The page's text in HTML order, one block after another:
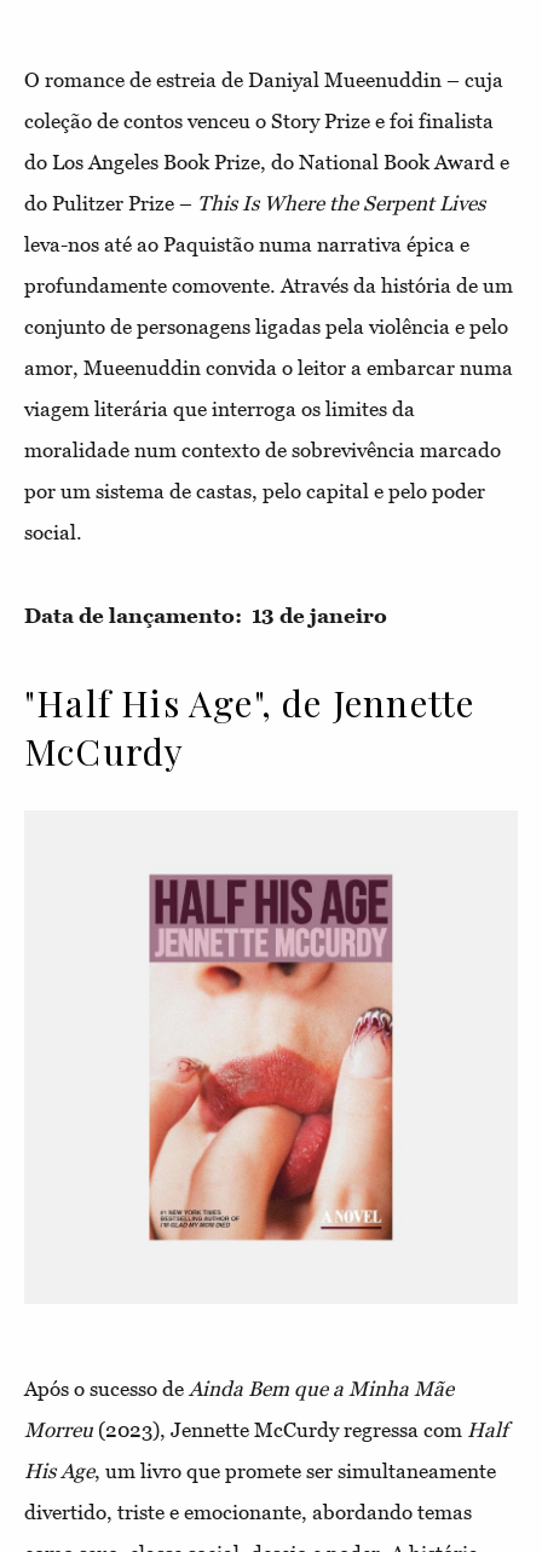
O romance de estreia de Daniyal Mueenuddin – cuja
coleção de contos venceu o Story Prize e foi finalista
do Los Angeles Book Prize, do National Book Award e
do Pulitzer Prize – This Is Where the Serpent Lives
leva-nos até ao Paquistão numa narrativa épica e
profundamente comovente. Através da história de um
conjunto de personagens ligadas pela violência e pelo
amor, Mueenuddin convida o leitor a embarcar numa
viagem literária que interroga os limites da
moralidade num contexto de sobrevivência marcado
por um sistema de castas, pelo capital e pelo poder
social.
Data de lançamento: 13 de janeiro
"Half His Age", de Jennette
McCurdy
Após o sucesso deAinda Bem que a Minha Mãe
Morreu (2023), Jennette McCurdy regressa com Half
His Age, um livro que promete ser simultaneamente
divertido, triste e emocionante, abordando temas